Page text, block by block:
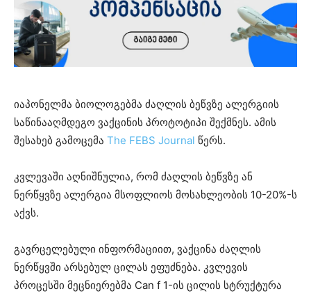
იაპონელმა ბიოლოგებმა ძაღლის ბეწვზე ალერგიის
საწინააღმდეგო ვაქცინის პროტოტიპი შექმნეს. ამის
შესახებ გამოცემა The FEBS Journal წერს.
კვლევაში აღნიშნულია, რომ ძაღლის ბეწვზე ან
ნერწყვზე ალერგია მსოფლიოს მოსახლეობის 10-20%-ს
აქვს.
გავრცელებული ინფორმაციით, ვაქცინა ძაღლის
ნერწყვში არსებულ ცილას ეფუძნება. კვლევის
პროცესში მეცნიერებმა Can f 1-ის ცილის სტრუქტურა